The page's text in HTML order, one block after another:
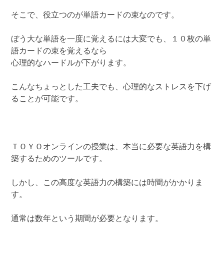
そこで、役立つのが単語カードの束なのです。
ぼう大な単語を一度に覚えるには大変でも、１０枚の単
語カードの束を覚えるなら
心理的なハードルが下がります。
こんなちょっとした工夫でも、心理的なストレスを下げ
ることが可能です。
ＴＯＹＯオンラインの授業は、本当に必要な英語力を構
築するためのツールです。
しかし、この高度な英語力の構築には時間がかかりま
す。
通常は数年という期間が必要となります。